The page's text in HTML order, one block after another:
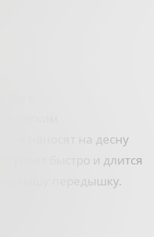
с
лёгким
наносят на десну
быстро и длится
малышу передышку.